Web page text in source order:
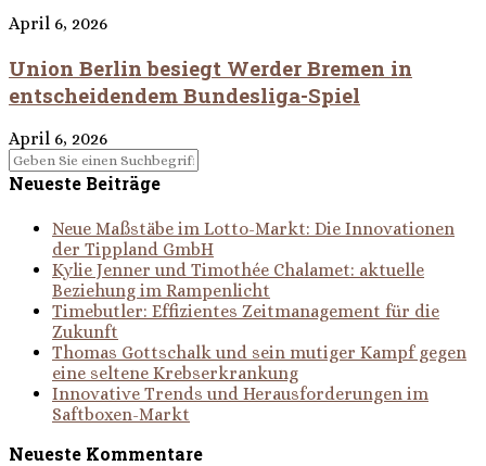
April 6, 2026
Union Berlin besiegt Werder Bremen in
entscheidendem Bundesliga-Spiel
April 6, 2026
Neueste Beiträge
Neue Maßstäbe im Lotto-Markt: Die Innovationen
der Tippland GmbH
Kylie Jenner und Timothée Chalamet: aktuelle
Beziehung im Rampenlicht
Timebutler: Effizientes Zeitmanagement für die
Zukunft
Thomas Gottschalk und sein mutiger Kampf gegen
eine seltene Krebserkrankung
Innovative Trends und Herausforderungen im
Saftboxen-Markt
Neueste Kommentare